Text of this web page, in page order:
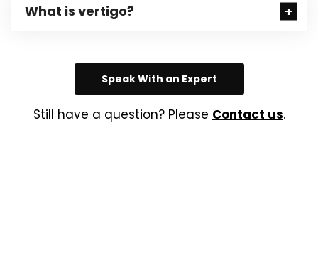
What is vertigo?
Speak With an Expert
Still have a question? Please Contact us.